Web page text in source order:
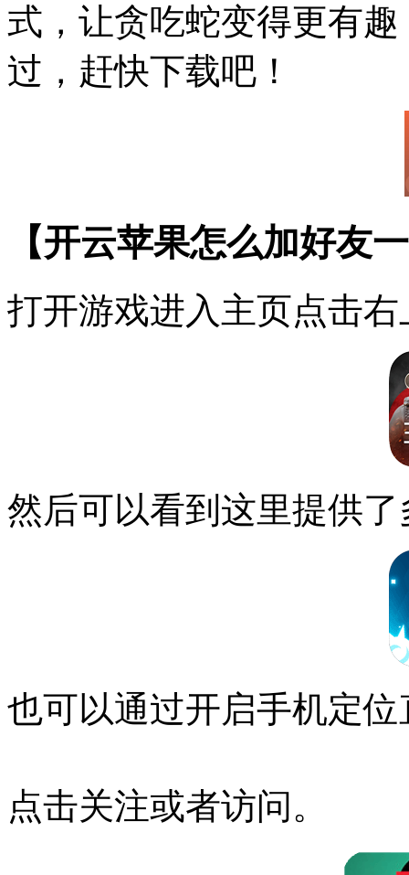
式，让贪吃蛇变得更有
过，赶快下载吧！
【开云苹果怎么加好友
打开游戏进入主页点击
然后可以看到这里提供
也可以通过开启手机定
点击关注或者访问。